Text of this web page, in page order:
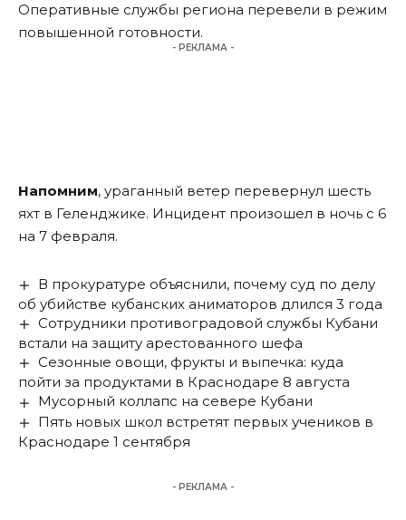
Оперативные службы региона перевели в режим
повышенной готовности.
- РЕКЛАМА -
Напомним, ураганный ветер перевернул шесть
яхт в Геленджике. Инцидент произошел в ночь с 6
на 7 февраля.
В прокуратуре объяснили, почему суд по делу
об убийстве кубанских аниматоров длился 3 года
Сотрудники противоградовой службы Кубани
встали на защиту арестованного шефа
Сезонные овощи, фрукты и выпечка: куда
пойти за продуктами в Краснодаре 8 августа
Мусорный коллапс на севере Кубани
Пять новых школ встретят первых учеников в
Краснодаре 1 сентября
- РЕКЛАМА -